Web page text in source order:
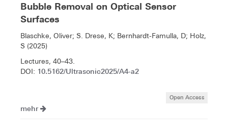
Bubble Removal on Optical Sensor
Surfaces
Blaschke, Oliver; S. Drese, K; Bernhardt-Famulla, D; Holz,
S (2025)
Lectures, 40–43.
DOI: 10.5162/Ultrasonic2025/A4-a2
Open Access
mehr